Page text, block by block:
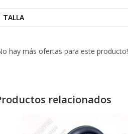
TALLA
hay más ofertas para este producto!
relacionados